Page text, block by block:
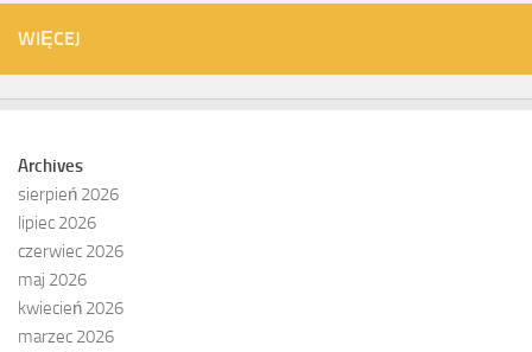
WIĘCEJ
Archives
sierpień 2026
lipiec 2026
czerwiec 2026
maj 2026
kwiecień 2026
marzec 2026